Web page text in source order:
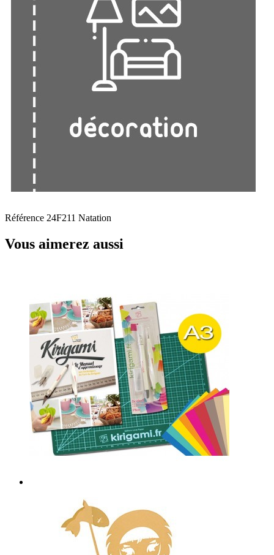
Référence 24F211 Natation
Vous aimerez aussi